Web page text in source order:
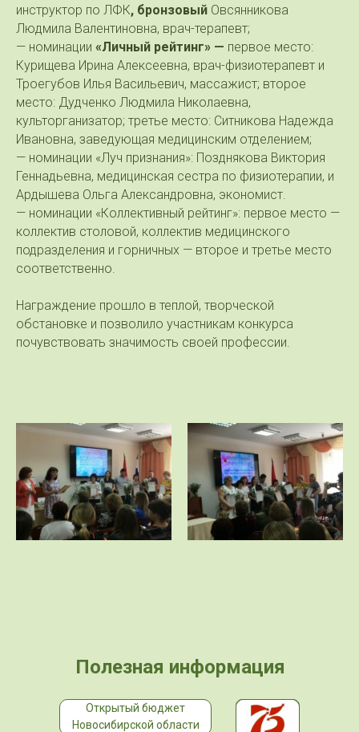
инструктор по ЛФК, бронзовый Овсянникова
Людмила Валентиновна, врач-терапевт;
— номинации «Личный рейтинг» — первое место:
Курищева Ирина Алексеевна, врач-физиотерапевт и
Троегубов Илья Васильевич, массажист; второе
место: Дудченко Людмила Николаевна,
культорганизатор; третье место: Ситникова Надежда
Ивановна, заведующая медицинским отделением;
— номинации «Луч признания»: Позднякова Виктория
Геннадьевна, медицинская сестра по физиотерапии, и
Ардышева Ольга Александровна, экономист.
— номинации «Коллективный рейтинг»: первое место —
коллектив столовой, коллектив медицинского
подразделения и горничных — второе и третье место
соответственно.
Награждение прошло в теплой, творческой
обстановке и позволило участникам конкурса
почувствовать значимость своей профессии.
Полезная информация
Открытый бюджет
Новосибирской области